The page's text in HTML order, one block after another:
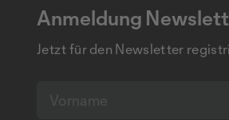
Anmeldung
Jetzt für den Newsletter